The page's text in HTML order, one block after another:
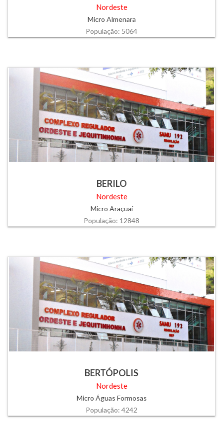
Nordeste
Micro Almenara
População: 5064
BERILO
Nordeste
Micro Araçuaí
População: 12848
BERTÓPOLIS
Nordeste
Micro Águas Formosas
População: 4242